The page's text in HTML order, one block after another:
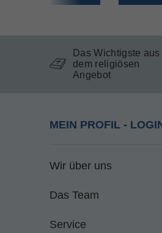
Das Wichtigste aus
dem religiösen
Angebot
MEIN PROFIL -
Wir über uns
Das Team
Service